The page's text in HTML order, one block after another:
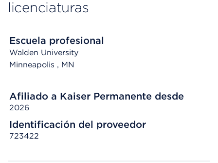
licenciaturas
Escuela profesional
Walden University
Minneapolis , MN
Afiliado a Kaiser Permanente desde
2026
Identificación del proveedor
723422